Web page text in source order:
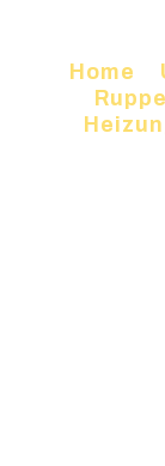
Home